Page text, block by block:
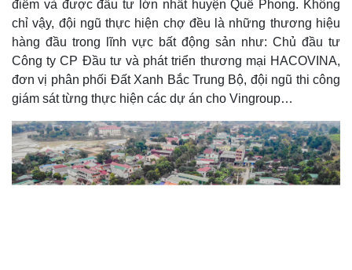
điểm và được đầu tư lớn nhất huyện Quế Phong. Không
chỉ vậy, đội ngũ thực hiện chợ đều là những thương hiệu
hàng đầu trong lĩnh vực bất động sản như: Chủ đầu tư
Công ty CP Đầu tư và phát triển thương mại HACOVINA,
đơn vị phân phối Đất Xanh Bắc Trung Bộ, đội ngũ thi công
giám sát từng thực hiện các dự án cho Vingroup…